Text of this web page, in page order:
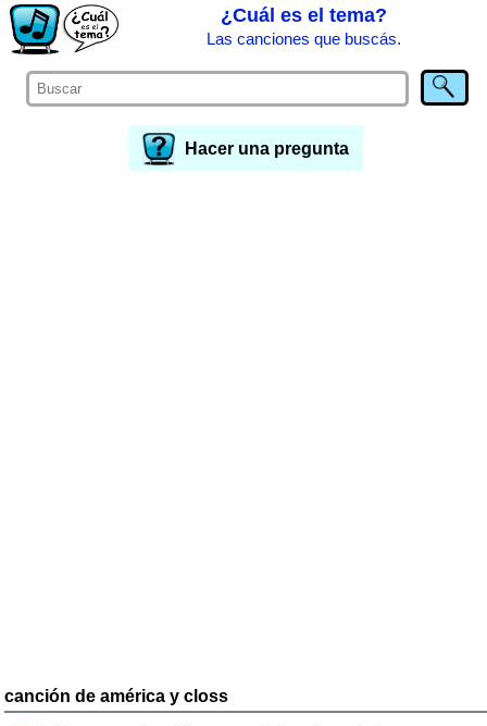
¿Cuál es el tema?
Las canciones que buscás.
Hacer una pregunta
canción de américa y closs